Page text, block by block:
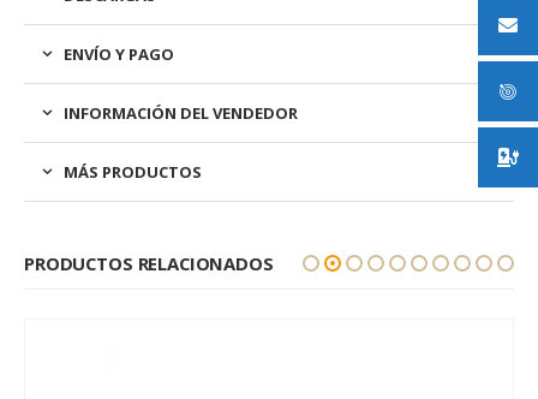
ENVÍO Y PAGO
INFORMACIÓN DEL VENDEDOR
MÁS PRODUCTOS
PRODUCTOS RELACIONADOS